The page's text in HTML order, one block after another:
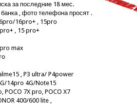
за последние 18 мес.
, фото телефона просят .
16pro+ , 15pro
, 15 pro+
max
, P3 ultra/ P4power
14pro 4G/Note15
POCO 7X pro, POCO X7
400/600 lite ,